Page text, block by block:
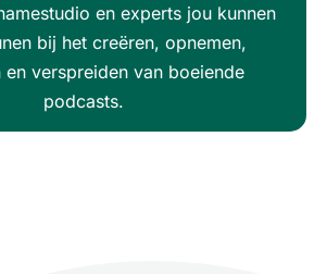
en experts jou kunnen
bij het creëren, opnemen,
en verspreiden van boeiende
podcasts.